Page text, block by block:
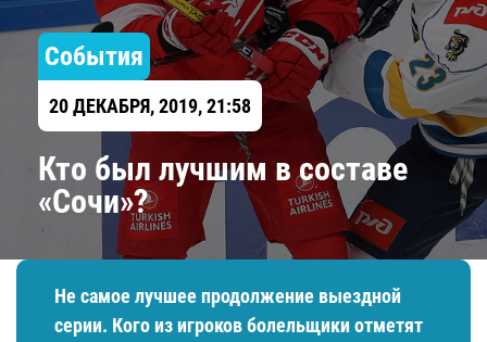
События
20 ДЕКАБРЯ, 2019, 21:58
Кто был лучшим в составе
«Сочи»?
Не самое лучшее продолжение выездной
серии. Кого из игроков болельщики отметят